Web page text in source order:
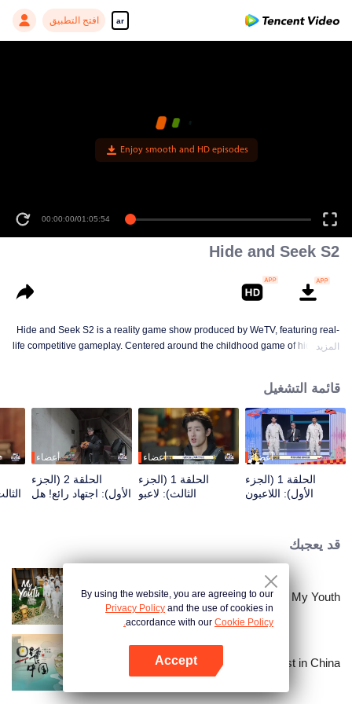
ar افتح التطبيق
Enjoy smooth and HD episodes
00:00:00/01:05:54
Hide and Seek S2
Hide and Seek S2 is a reality game show produced by WeTV, featuring real-
life competitive gameplay. Centered around the childhood game of hide-and-
and extraordinary mental agility, using all kinds of ingenious tactics to evade
blanket searches by various hunter squads.
المزيد
قائمة التشغيل
أعضاء
الحلقة 1 (الجزء
الأول): اللاعبون
الأعماق"، معركة
الغميضة تبدأ
أعضاء
الحلقة 1 (الجزء
الثالث): لاعبو
أعضاء
الحلقة 2 (الجزء
الأول): اجتهاد رائع! هل
قد يعجبك
My Youth
Breakfast in China
By using the website, you are agreeing to our
Privacy Policy and the use of cookies in
accordance with our Cookie Policy.
Accept